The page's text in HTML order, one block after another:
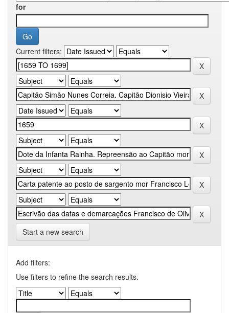
for
Current filters:
Start a new search
Add filters:
Use filters to refine the search results.